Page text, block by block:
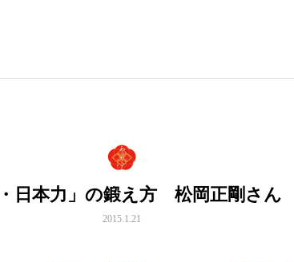
・日本力」の鍛え方 松岡正剛さん
2015.1.21